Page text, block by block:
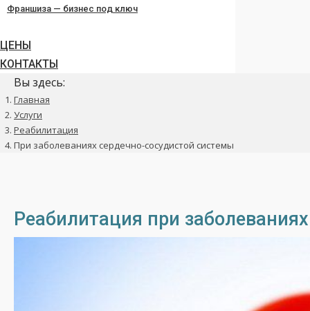
Франшиза — бизнес под ключ
ЦЕНЫ
КОНТАКТЫ
Вы здесь:
Главная
Услуги
Реабилитация
При заболеваниях сердечно-сосудистой системы
Реабилитация при